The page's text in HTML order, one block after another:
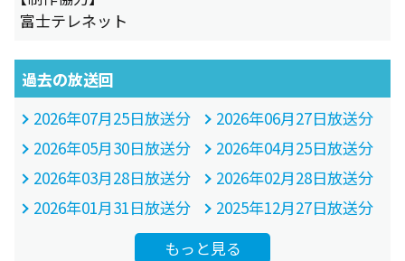
富士テレネット
過去の放送回
2026年07月25日放送分
2026年06月27日放送分
2026年05月30日放送分
2026年04月25日放送分
2026年03月28日放送分
2026年02月28日放送分
2026年01月31日放送分
2025年12月27日放送分
もっと見る